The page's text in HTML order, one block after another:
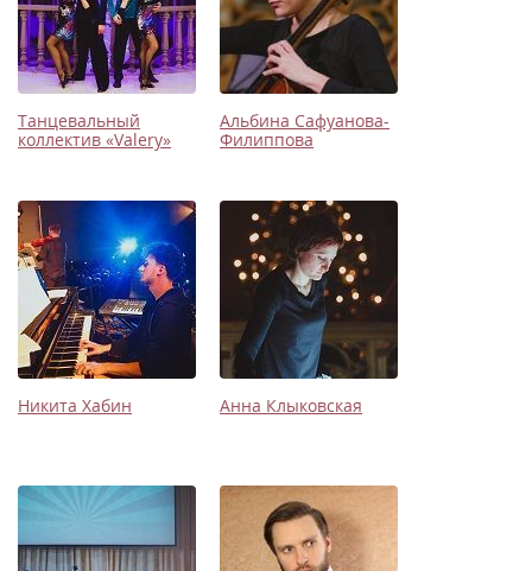
Танцевальный
коллектив «Valery»
Альбина Сафуанова-
Филиппова
Никита Хабин Анна Клыковская